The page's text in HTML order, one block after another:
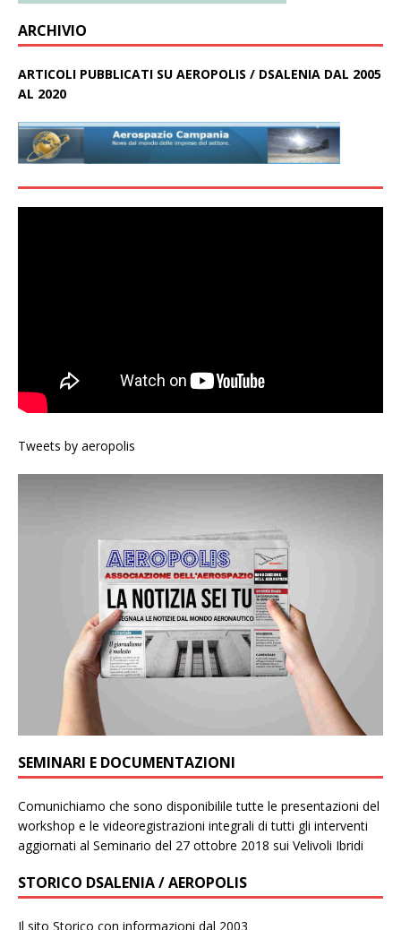
ARCHIVIO
ARTICOLI PUBBLICATI SU AEROPOLIS / DSALENIA DAL 2005
AL 2020
Tweets by aeropolis
SEMINARI E DOCUMENTAZIONI
Comunichiamo che sono disponibilile tutte le presentazioni del
workshop e le videoregistrazioni integrali di tutti gli interventi
aggiornati al Seminario del 27 ottobre 2018 sui Velivoli Ibridi
STORICO DSALENIA / AEROPOLIS
Il sito Storico con informazioni dal 2003